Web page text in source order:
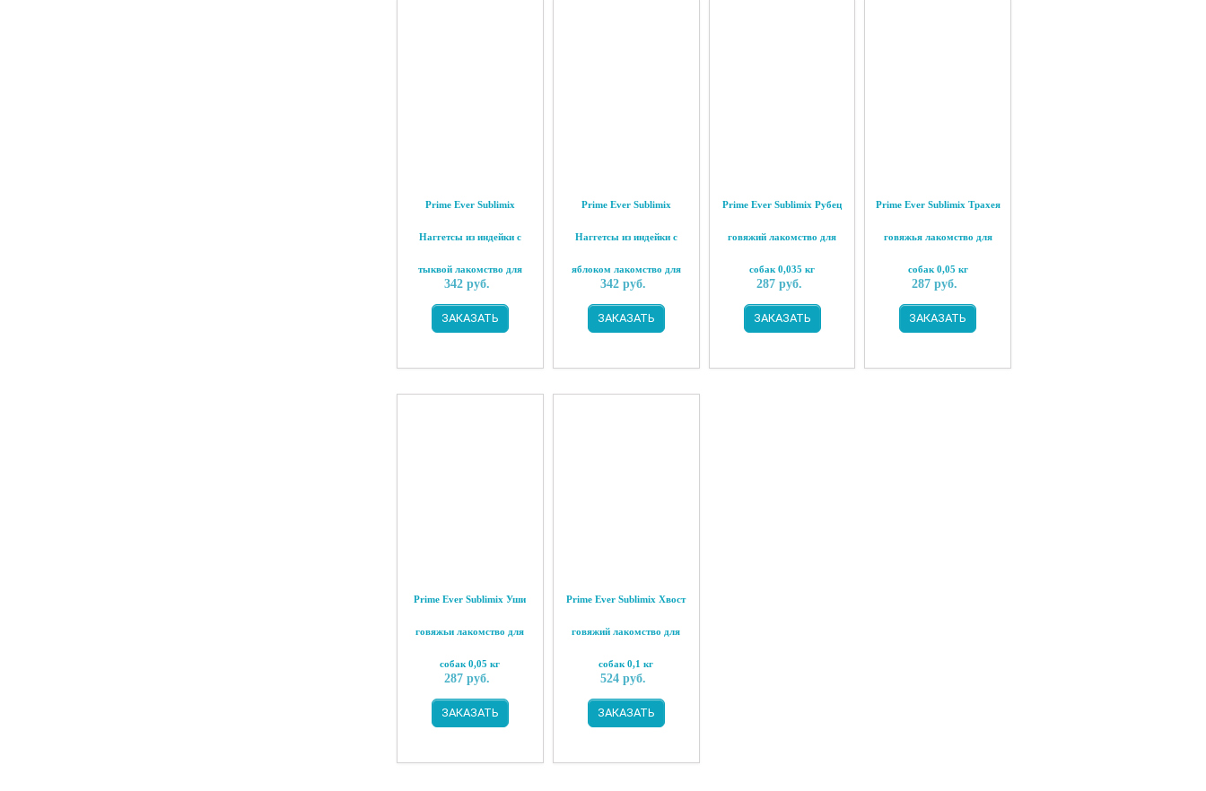
Prime Ever Sublimix
Наггетсы из индейки с
тыквой лакомство для
342 руб.
ЗАКАЗАТЬ
Prime Ever Sublimix
Наггетсы из индейки с
яблоком лакомство для
342 руб.
ЗАКАЗАТЬ
Prime Ever Sublimix Рубец
говяжий лакомство для
собак 0,035 кг
287 руб.
ЗАКАЗАТЬ
Prime Ever Sublimix Трахея
говяжья лакомство для
собак 0,05 кг
287 руб.
ЗАКАЗАТЬ
Prime Ever Sublimix Уши
говяжьи лакомство для
собак 0,05 кг
287 руб.
ЗАКАЗАТЬ
Prime Ever Sublimix Хвост
говяжий лакомство для
собак 0,1 кг
524 руб.
ЗАКАЗАТЬ